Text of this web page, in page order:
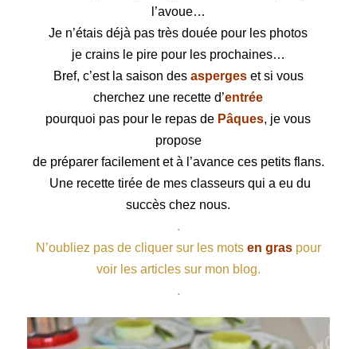
l’avoue…
Je n’étais déjà pas très douée pour les photos
je crains le pire pour les prochaines…
Bref, c’est la saison des aspergeset si vous
cherchez une recette d’entrée
pourquoi pas pour le repas de Pâques, je vous
propose
de préparer facilement et à l’avance ces petits flans.
Une recette tirée de mes classeurs qui a eu du
succès chez nous.
.
N’oubliez pas de cliquer sur les mots en graspour
voir les articles sur mon blog.
.